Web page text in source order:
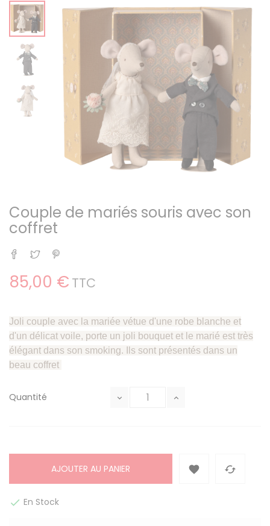
Couple de mariés souris avec son
coffret
Partager
Tweet
85,00 € TTC
Joli couple avec la mariée vétue d'une robe blanche et
d'un délicat voile, porte un joli bouquet et le marié est très
élégant dans son smoking. Ils sont présentés dans un
beau coffret
Quantité
AJOUTER AU PANIER  
 En Stock